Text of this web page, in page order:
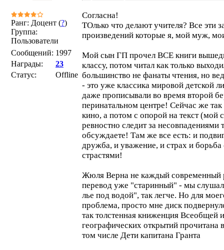
Ранг: Доцент (?)
Группа:
Пользователи
Сообщений: 1997
Награды:
23
Статус:
Offline
Согласна!
ТОлько что делают учителя? Все эти
произведений которые я, мой муж,
Мой сын ГП прочел ВСЕ книги
классу, потом читал как только
большинство не фанаты чтения, но
- это уже классика мировой детской
даже прописывали во время второй
перинатальном центре! Сейчас же
кино, а потом с опорой на текст (мой
ревностно следит за несовпадениями
обсуждаете! Там же все есть: и
дружба, и уважение, и страх и борьба
страстями!
Жюля Верна не каждый современный
перевод уже "старинный" - мы
лье под водой", так легче. Но для
проблема, просто мне диск
так толстенная книженция Всеобщей
географических открытий прочитана
том числе Дети капитана Гранта